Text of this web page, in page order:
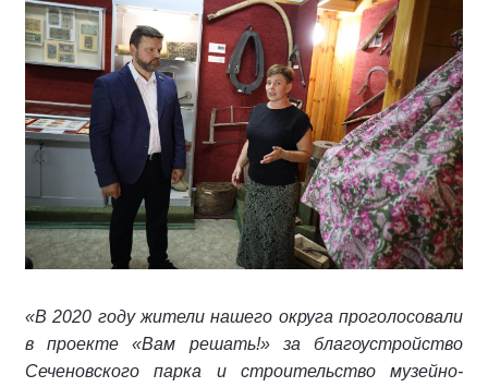
«В 2020 году жители нашего округа проголосовали
в проекте «Вам решать!» за благоустройство
Сеченовского парка и строительство музейно-